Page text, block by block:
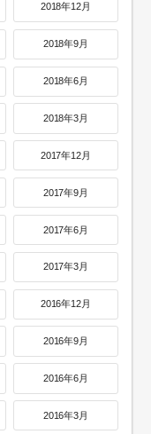
2018年12月
2018年9月
2018年6月
2018年3月
2017年12月
2017年9月
2017年6月
2017年3月
2016年12月
2016年9月
2016年6月
2016年3月